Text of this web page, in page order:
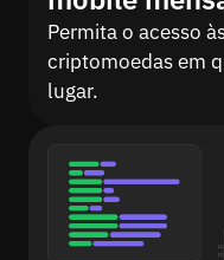
Permita o acesso
criptomoedas em
lugar.